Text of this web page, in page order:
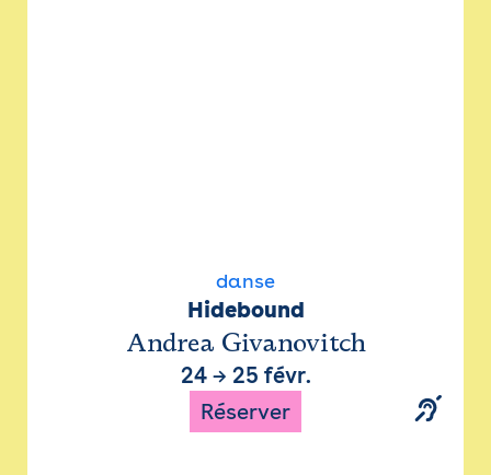
danse
Hidebound
Andrea Givanovitch
24→ 25 févr.
Réserver